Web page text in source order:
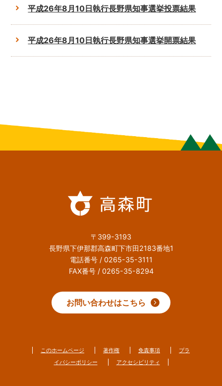
平成26年8月10日執行長野県知事選挙投票結果
平成26年8月10日執行長野県知事選挙開票結果
〒399-3193
長野県下伊那郡高森町下市田2183番地1
電話番号 / 0265-35-3111
FAX番号 / 0265-35-8294
お問い合わせはこちら
このホームページ 著作権 免責事項
プラ
イバシーポリシー
アクセシビリティ